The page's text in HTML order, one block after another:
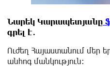
Նարեկ Կարապետյանը
գրել է․
Ուժեղ Հայաստանում մեր
անհոգ մանկություն։